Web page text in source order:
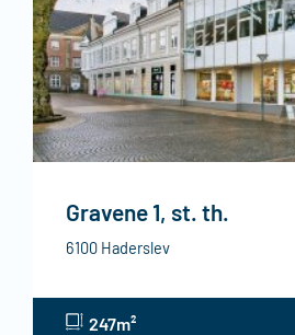
Gravene 1, st. th.
6100 Haderslev
247m²